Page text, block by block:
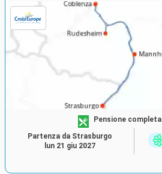
Pensione completa
Partenza da Strasburgo
lun 21 giu 2027